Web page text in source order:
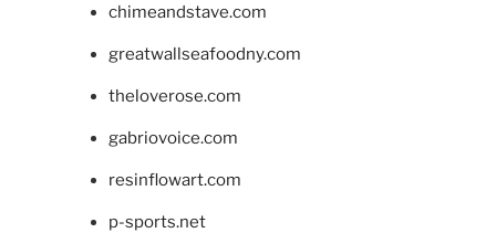
chimeandstave.com
greatwallseafoodny.com
theloverose.com
gabriovoice.com
resinflowart.com
p-sports.net